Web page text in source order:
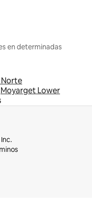
en determinadas
Norte
Moyarget Lower